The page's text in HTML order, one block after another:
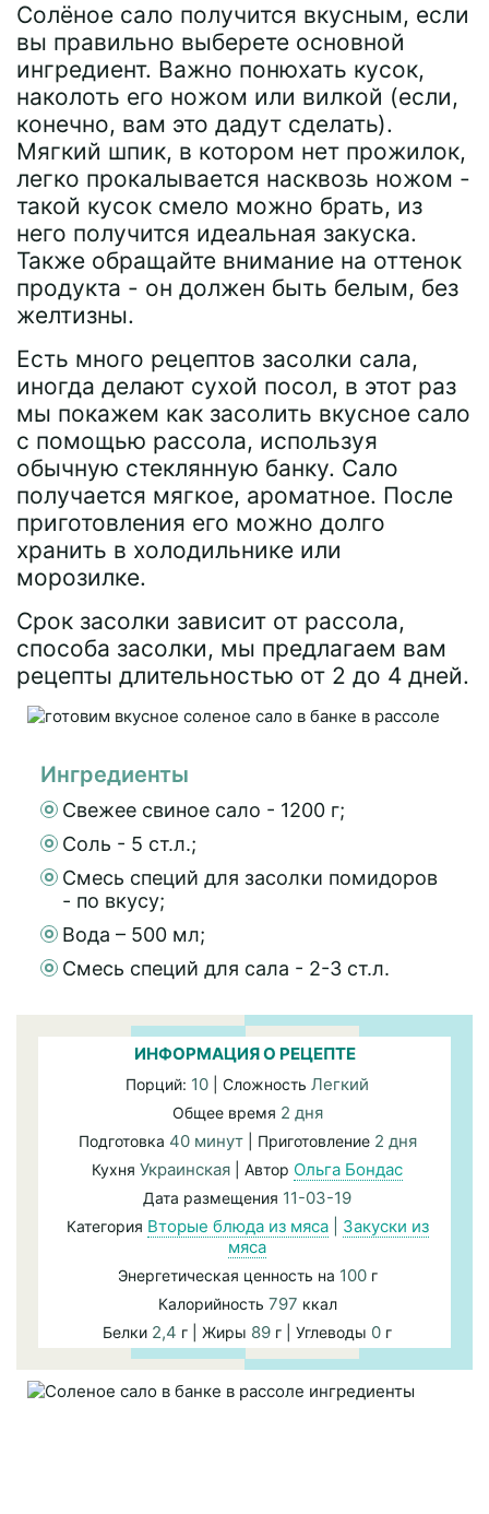
Солёное сало получится вкусным, если
вы правильно выберете основной
ингредиент. Важно понюхать кусок,
наколоть его ножом или вилкой (если,
конечно, вам это дадут сделать).
Мягкий шпик, в котором нет прожилок,
легко прокалывается насквозь ножом -
такой кусок смело можно брать, из
него получится идеальная закуска.
Также обращайте внимание на оттенок
продукта - он должен быть белым, без
желтизны.
Есть много рецептов засолки сала,
иногда делают сухой посол, в этот раз
мы покажем как засолить вкусное сало
с помощью рассола, используя
обычную стеклянную банку. Сало
получается мягкое, ароматное. После
приготовления его можно долго
хранить в холодильнике или
морозилке.
Срок засолки зависит от рассола,
способа засолки, мы предлагаем вам
рецепты длительностью от 2 до 4 дней.
Ингредиенты
Свежее свиное сало - 1200 г;
Соль - 5 ст.л.;
Смесь специй для засолки помидоров
- по вкусу;
Вода – 500 мл;
Смесь специй для сала - 2-3 ст.л.
ИНФОРМАЦИЯ О РЕЦЕПТЕ
Порций: 10 | Сложность Легкий
Общее время 2 дня
Подготовка 40 минут| Приготовление 2 дня
Кухня Украинская | Автор Ольга Бондас
Дата размещения 11-03-19
Категория Вторые блюда из мяса| Закуски из
мяса
Энергетическая ценность на 100г
Калорийность 797 ккал
Белки 2,4 г | Жиры 89 г | Углеводы 0 г